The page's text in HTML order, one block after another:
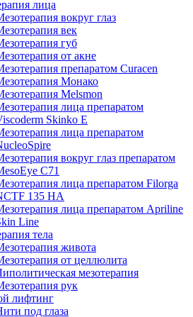
лица
вокруг глаз
век
губ
от акне
препаратом Curacen
Монако
Melsmon
лица препаратом
Skinko E
лица препаратом
вокруг глаз препаратом
С71
лица препаратом Filorga
135 HA
лица препаратом Apriline
Line
тела
живота
от целлюлита
мезотерапия
рук
лифтинг
под глаза